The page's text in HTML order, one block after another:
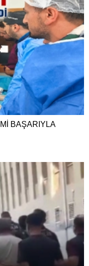
BAŞARIYLA